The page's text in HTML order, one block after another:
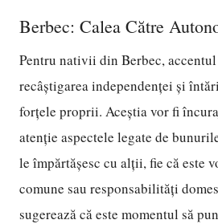
Berbec: Calea Către
Pentru nativii din Berbec, accentul
recâștigarea independenței și
forțele proprii. Aceștia vor fi
atenție aspectele legate de
le împărtășesc cu alții, fie că este
comune sau responsabilități
sugerează că este momentul să